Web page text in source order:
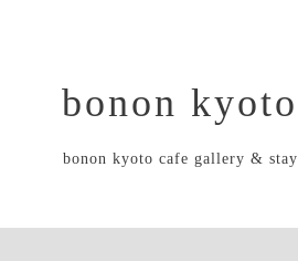
bonon kyoto
bonon kyoto cafe gallery & stay